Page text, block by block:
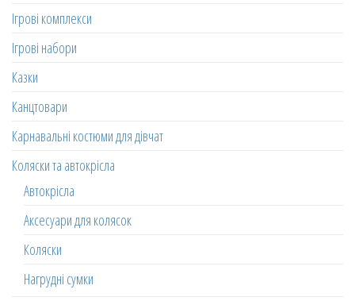
Ігрові комплекси
Ігрові набори
Казки
Канцтовари
Карнавальні костюми для дівчат
Коляски та автокрісла
Автокрісла
Аксесуари для колясок
Коляски
Нагрудні сумки